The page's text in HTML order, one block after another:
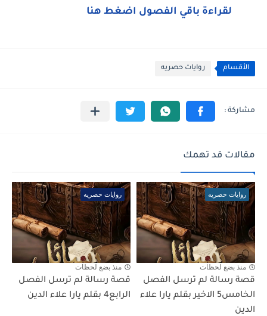
لقراءة باقي الفصول اضغط هنا
الأقسام روايات حصريه
مقالات قد تهمك
روايات حصريه
منذ بضع لحظات
قصة رسالة لم ترسل الفصل
الخامس5 الاخير بقلم يارا علاء
الدين
روايات حصريه
منذ بضع لحظات
قصة رسالة لم ترسل الفصل
الرابع4 بقلم يارا علاء الدين